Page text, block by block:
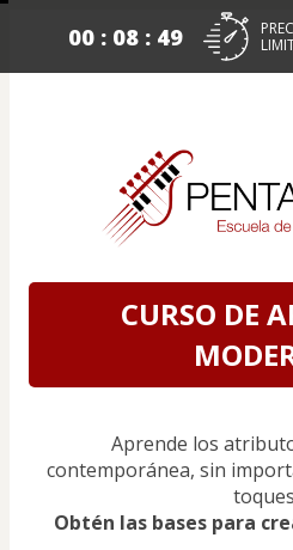
00 : 08 : 48
CURSO DE
Aprende los
contemporánea, sin
Obtén las bases para